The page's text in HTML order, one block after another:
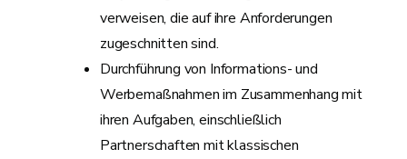
verweisen, die auf ihre Anforderungen
zugeschnitten sind.
Durchführung von Informations- und
Werbemaßnahmen im Zusammenhang mit
ihren Aufgaben, einschließlich
Partnerschaften mit klassischen